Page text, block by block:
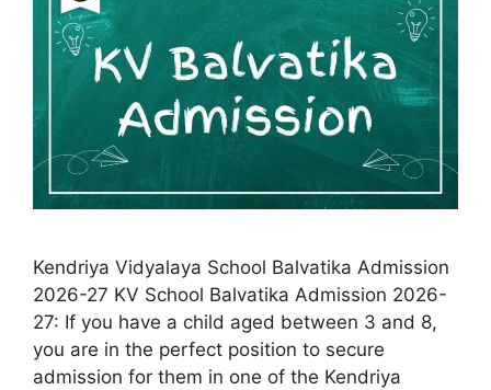
Kendriya Vidyalaya School Balvatika Admission
2026-27 KV School Balvatika Admission 2026-
27: If you have a child aged between 3 and 8,
you are in the perfect position to secure
admission for them in one of the Kendriya